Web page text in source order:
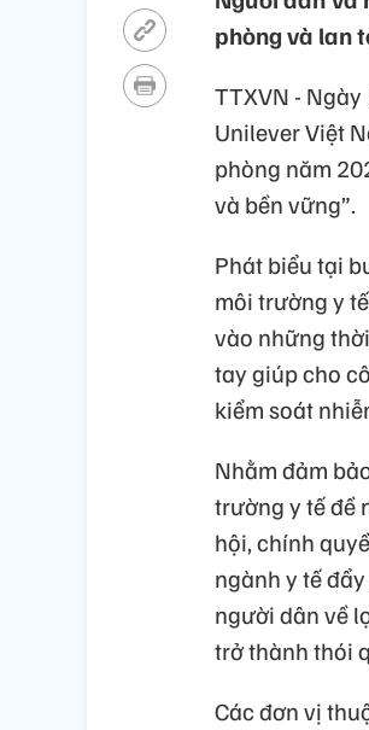
phòng và lan
TTXVN -
Unilever Việt
phòng năm
và bền vững”.
Phát biểu tại
môi trường y
vào những
tay giúp cho
kiểm soát
Nhằm đảm
trường y tế đề
hội, chính
ngành y tế
người dân về
trở thành thói
Các đơn vị